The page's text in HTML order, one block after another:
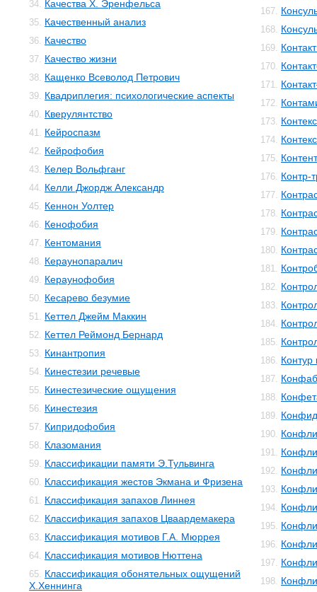
34. Качества Х. Эренфельса
35. Качественный анализ
36. Качество
37. Качество жизни
38. Кащенко Всеволод Петрович
39. Квадриплегия: психологические аспекты
40. Кверулянтство
41. Кейроспазм
42. Кейрофобия
43. Келер Вольфганг
44. Келли Джордж Александр
45. Кеннон Уолтер
46. Кенофобия
47. Кентомания
48. Кераунопаралич
49. Кераунофобия
50. Кесарево безумие
51. Кеттел Джейм Маккин
52. Кеттел Реймонд Бернард
53. Кинантропия
54. Кинестезии речевые
55. Кинестезические ощущения
56. Кинестезия
57. Кипридофобия
58. Клазомания
59. Классификации памяти Э.Тульвинга
60. Классификация жестов Экмана и Фризена
61. Классификация запахов Линнея
62. Классификация запахов Цваардемакера
63. Классификация мотивов Г.А. Мюррея
64. Классификация мотивов Нюттена
65. Классификация обонятельных ощущений
Х.Хеннинга
167.
168.
169.
170.
171.
172.
173.
174.
175.
176. Контр-
177.
178.
179.
180.
181.
182.
183.
184.
185.
186. Контур
187.
188.
189.
190.
191.
192.
193.
194.
195.
196.
197.
198.